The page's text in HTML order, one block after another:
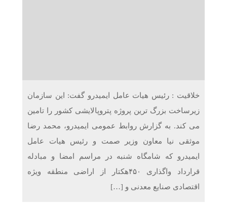
خلاقیت : رئیس هیات عامل ایمیدرو گفت: این سازمان
زیرساخت بزرگ ترین پروژه پتروپالایشی کشور را تامین
می کند. به گزارش روابط عمومی ایمیدرو، محمد رضا
موثقی نیا معاون وزیر صمت و رئیس هیات عامل
ایمیدرو که شامگاه شنبه در مراسم امضا و مبادله
قرارداد واگذاری ۴۵۰هکتار از اراضی منطقه ویژه
اقتصادی صنایع معدنی و […]